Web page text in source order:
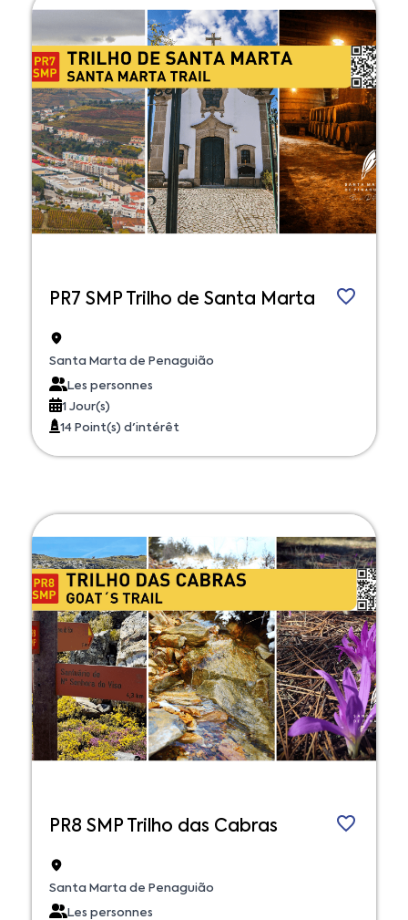
PR7 SMP Trilho de Santa Marta
Santa Marta de Penaguião
Les personnes
1 Jour(s)
14 Point(s) d'intérêt
PR8 SMP Trilho das Cabras
Santa Marta de Penaguião
Les personnes